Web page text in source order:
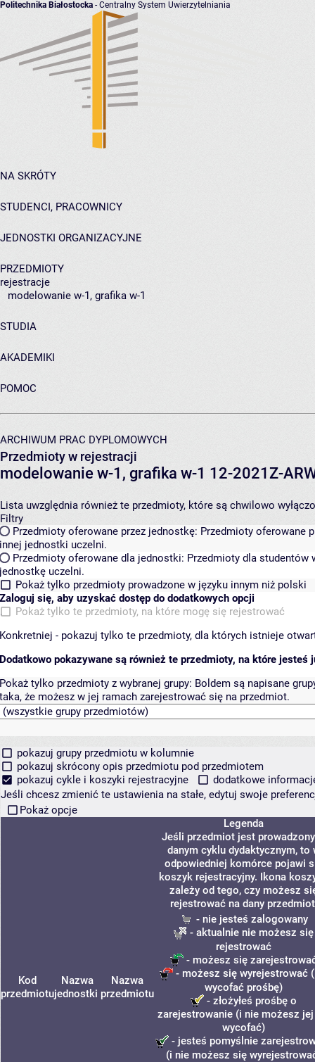
Politechnika Białostocka - Centralny System Uwierzytelniania
NA SKRÓTY
STUDENCI, PRACOWNICY
JEDNOSTKI ORGANIZACYJNE
PRZEDMIOTY
rejestracje
modelowanie w-1, grafika w-1
STUDIA
AKADEMIKI
POMOC
ARCHIWUM PRAC DYPLOMOWYCH
Przedmioty w rejestracji
modelowanie w-1, grafika w-1 12-2021Z-
Lista uwzględnia również te przedmioty, które są chwilowo
Filtry
Przedmioty oferowane przez jednostkę: Przedmioty oferowane
innej jednostki uczelni.
Przedmioty oferowane dla jednostki: Przedmioty dla studentów
jednostkę uczelni.
Pokaż tylko przedmioty prowadzone w języku innym niż polski
Zaloguj się, aby uzyskać dostęp do dodatkowych opcji
Pokaż tylko te przedmioty, na które mogę się rejestrować
Konkretniej - pokazuj tylko te przedmioty, dla których istnieje
Dodatkowo pokazywane są również te przedmioty, na które jesteś
Pokaż tylko przedmioty z wybranej grupy: Boldem są napisane
taka, że możesz w jej ramach zarejestrować się na przedmiot.
pokazuj grupy przedmiotu w kolumnie
pokazuj skrócony opis przedmiotu pod przedmiotem
pokazuj cykle i koszyki rejestracyjne
dodatkowe
Jeśli chcesz zmienić te ustawienia na stałe, edytuj swoje
Pokaż opcje
Kod
przedmiotu
Nazwa
jednostki
Nazwa
przedmiotu
Legenda
Jeśli przedmiot jest
danym cyklu dydaktycznym, to
odpowiedniej komórce pojawi
koszyk rejestracyjny. Ikona
zależy od tego, czy możesz
rejestrować na dany
- nie jesteś zalogowany
- aktualnie nie możesz się
rejestrować
- możesz się
- możesz się wyrejestrować
wycofać prośbę)
- złożyłeś prośbę o
zarejestrowanie (i nie możesz
wycofać)
- jesteś pomyślnie
(i nie możesz się